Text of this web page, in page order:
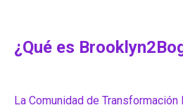
¿Qué es
La Comunidad de